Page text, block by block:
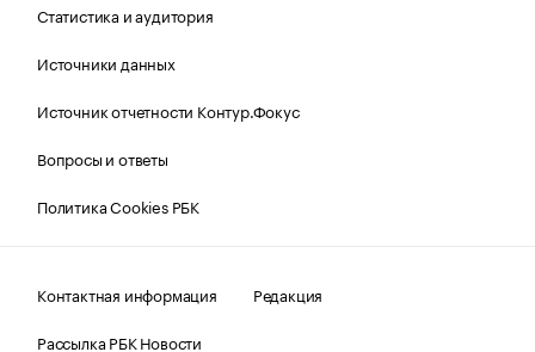
Статистика и аудитория
Источники данных
Источник отчетности Контур.Фокус
Вопросы и ответы
Политика Cookies РБК
Контактная информация
Редакция
Рассылка РБК Новости